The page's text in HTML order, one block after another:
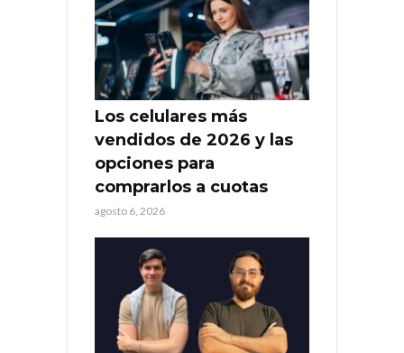
Los celulares más
vendidos de 2026 y las
opciones para
comprarlos a cuotas
agosto 6, 2026